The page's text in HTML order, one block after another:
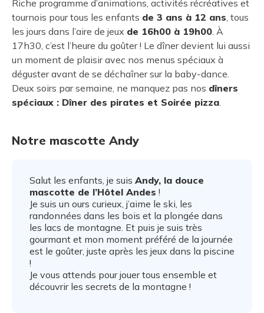
Riche programme d’animations, activités récréatives et
tournois pour tous les enfants de 3 ans à 12 ans , tous
les jours dans l’aire de jeux de 16h00 à 19h00 . À
17h30, c’est l’heure du goûter ! Le dîner devient lui aussi
un moment de plaisir avec nos menus spéciaux à
déguster avant de se déchaîner sur la baby-dance.
Deux soirs par semaine, ne manquez pas nos dîners
spéciaux : Dîner des pirates et Soirée pizza
Notre mascotte Andy
Salut les enfants, je suis Andy, la douce
mascotte de l’Hôtel Andes !
Je suis un ours curieux, j’aime le ski, les
randonnées dans les bois et la plongée dans
les lacs de montagne. Et puis je suis très
gourmant et mon moment préféré de la journée
est le goûter, juste après les jeux dans la piscine
!
Je vous attends pour jouer tous ensemble et
découvrir les secrets de la montagne !